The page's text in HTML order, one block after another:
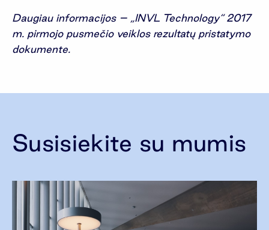
Daugiau informacijos – „INVL Technology“ 2017
m. pirmojo pusmečio veiklos rezultatų pristatymo
dokumente.
Susisiekite su mumis